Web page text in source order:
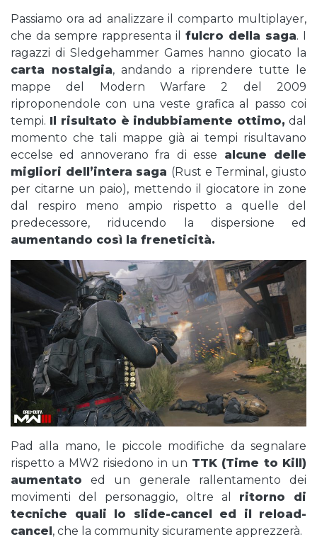
Passiamo ora ad analizzare il comparto multiplayer,
che da sempre rappresenta il fulcro della saga. I
ragazzi di Sledgehammer Games hanno giocato la
carta nostalgia, andando a riprendere tutte le
mappe del Modern Warfare 2 del 2009
riproponendole con una veste grafica al passo coi
tempi. Il risultato è indubbiamente ottimo, dal
momento che tali mappe già ai tempi risultavano
eccelse ed annoverano fra di esse alcune delle
migliori dell’intera saga (Rust e Terminal, giusto
per citarne un paio), mettendo il giocatore in zone
dal respiro meno ampio rispetto a quelle del
predecessore, riducendo la dispersione ed
aumentando così la freneticità.
Pad alla mano, le piccole modifiche da segnalare
rispetto a MW2 risiedono in un TTK (Time to Kill)
aumentato ed un generale rallentamento dei
movimenti del personaggio, oltre al ritorno di
tecniche quali lo slide-cancel ed il reload-
cancel , che la community sicuramente apprezzerà.